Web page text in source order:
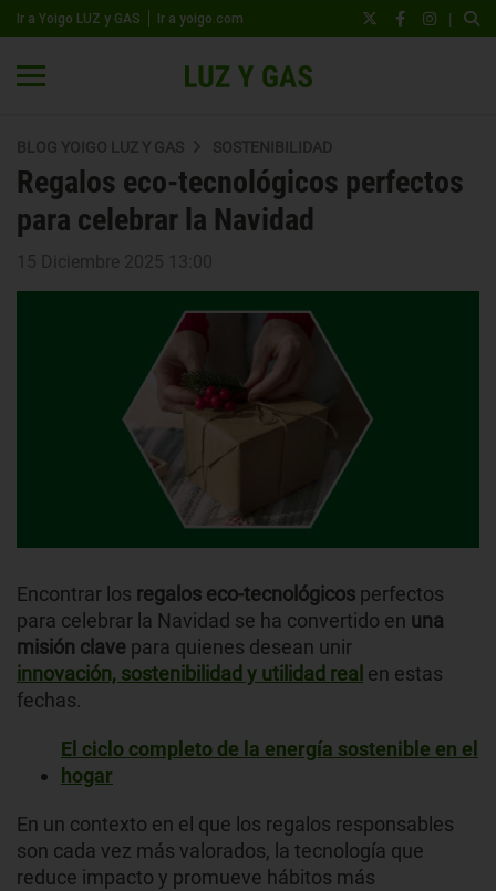
Ir a Yoigo LUZ y GAS Ir a yoigo.com |
BLOG YOIGO LUZ Y GAS SOSTENIBILIDAD
Regalos eco-tecnológicos perfectos
para celebrar la Navidad
15 Diciembre 2025 13:00
Encontrar los regalos eco-tecnológicos perfectos
para celebrar la Navidad se ha convertido en una
misión clave para quienes desean unir
innovación, sostenibilidad y utilidad real en estas
fechas.
El ciclo completo de la energía sostenible en el
hogar
En un contexto en el que los regalos responsables
son cada vez más valorados, la tecnología que
reduce impacto y promueve hábitos más